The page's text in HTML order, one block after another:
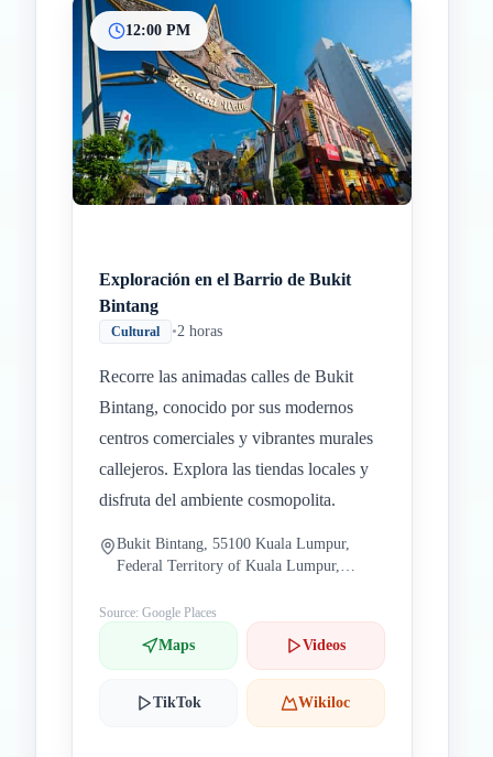
12:00 PM
Exploración en el Barrio de Bukit
Bintang
Cultural •2 horas
Recorre las animadas calles de Bukit
Bintang, conocido por sus modernos
centros comerciales y vibrantes murales
callejeros. Explora las tiendas locales y
disfruta del ambiente cosmopolita.
Bukit Bintang, 55100 Kuala Lumpur,
Federal Territory of Kuala Lumpur,
Source: Google Places
Maps Videos
TikTok Wikiloc